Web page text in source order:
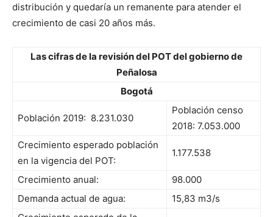
distribución y quedaría un remanente para atender el
crecimiento de casi 20 años más.
Las cifras de la revisión del POT del gobierno de
Peñalosa
Bogotá
Población 2019: 8.231.030
Población censo
2018: 7.053.000
Crecimiento esperado población
en la vigencia del POT:
1.177.538
Crecimiento anual:
98.000
Demanda actual de agua:
15,83 m3/s